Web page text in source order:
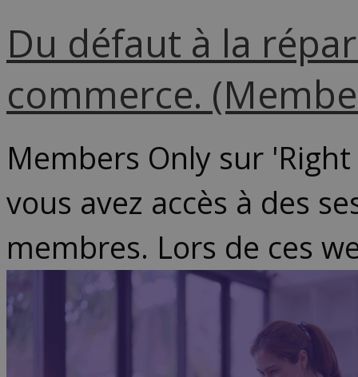
Du défaut à la
commerce.
Members Only sur
vous avez accès à des
membres. Lors de ces